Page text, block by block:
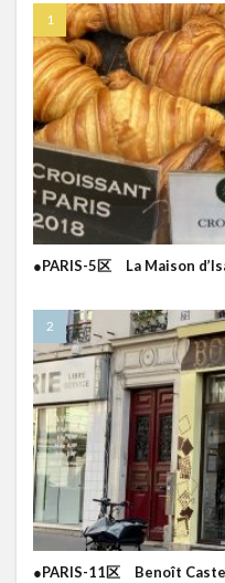
●PARIS-5区 La Maison
●PARIS-11区 Benoît